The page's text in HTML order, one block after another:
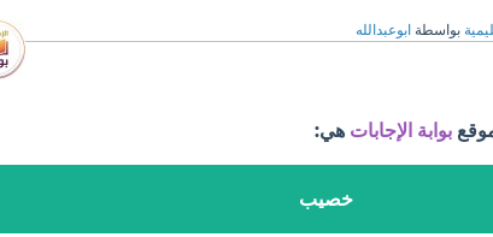
بواسطة ابوعبدالله
بوابة الإجابات هي:
خصيب